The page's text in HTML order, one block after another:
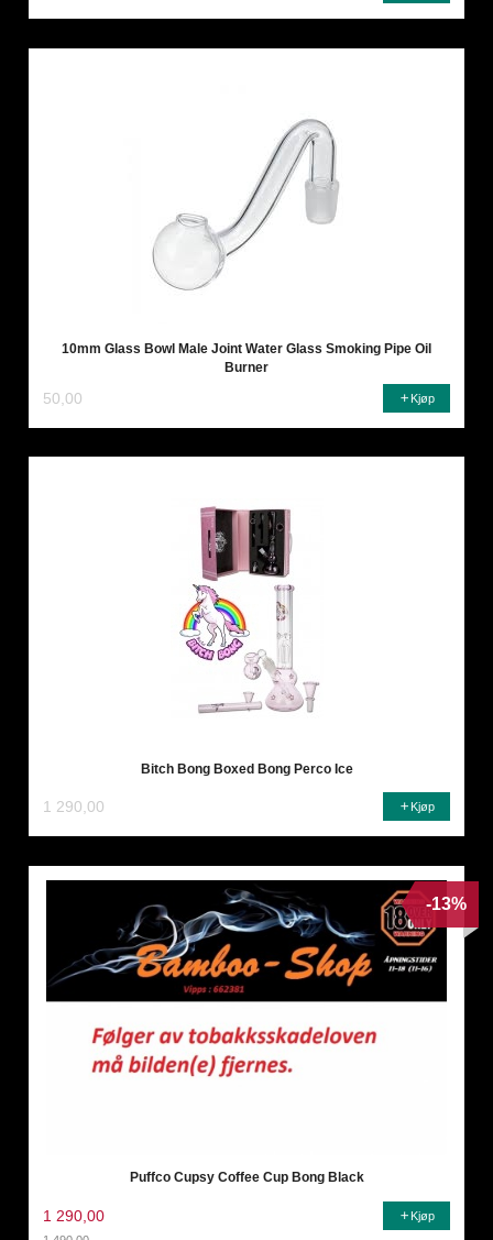
10mm Glass Bowl Male Joint Water Glass Smoking Pipe Oil
Burner
50,00 Kjøp
Bitch Bong Boxed Bong Perco Ice
1 290,00 Kjøp
Puffco Cupsy Coffee Cup Bong Black
1 290,00
-13%
Kjøp